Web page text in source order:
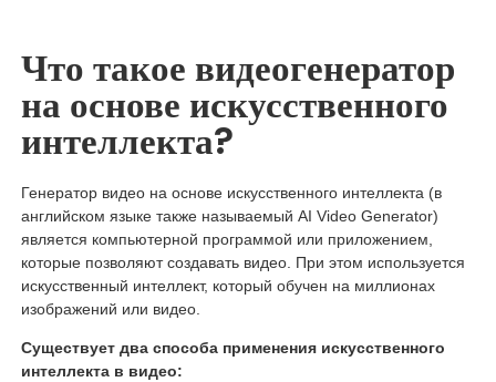
Что такое видеогенератор
на основе искусственного
интеллекта?
Генератор видео на основе искусственного интеллекта (в
английском языке также называемый AI Video Generator)
является компьютерной программой или приложением,
которые позволяют создавать видео. При этом используется
искусственный интеллект, который обучен на миллионах
изображений или видео.
Существует два способа применения искусственного
интеллекта в видео: